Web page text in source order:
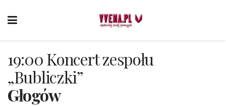
19:00 Koncert zespołu
„Bubliczki”
Głogów